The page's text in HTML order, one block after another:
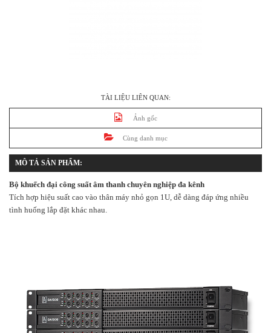
TÀI LIỆU LIÊN QUAN:
Ảnh gốc
Cùng danh mục
MÔ TẢ SẢN PHẨM:
Bộ khuếch đại công suất âm thanh chuyên nghiệp đa kênh
Tích hợp hiệu suất cao vào thân máy nhỏ gọn 1U, dễ dàng đáp ứng nhiều
tình huống lắp đặt khác nhau.